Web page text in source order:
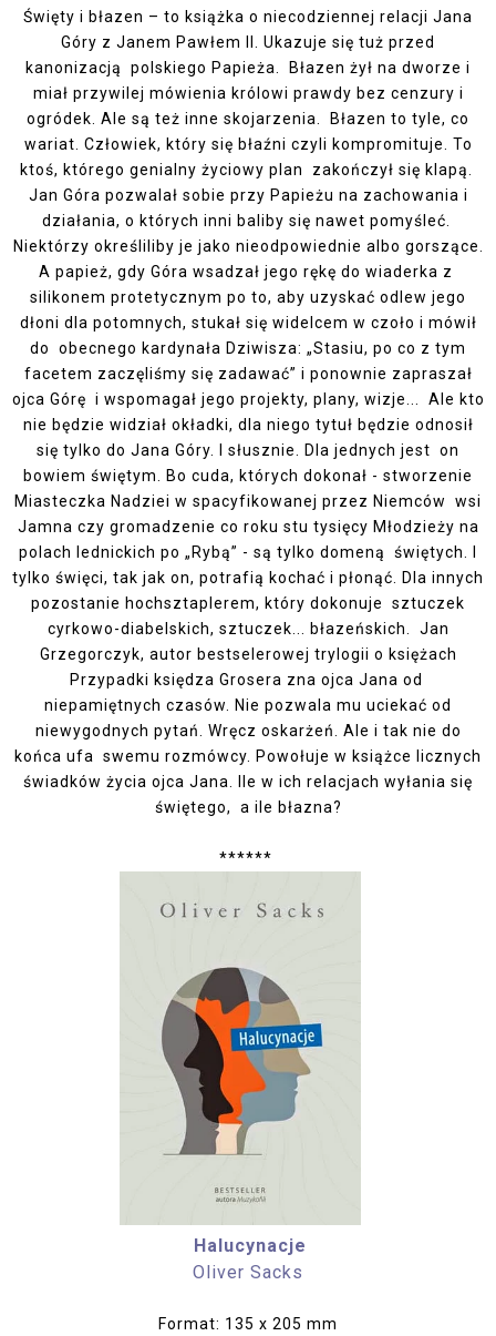
Święty i błazen – to książka o niecodziennej relacji Jana
Góry z Janem Pawłem II. Ukazuje się tuż przed
kanonizacją polskiego Papieża. Błazen żył na dworze i
miał przywilej mówienia królowi prawdy bez cenzury i
ogródek. Ale są też inne skojarzenia. Błazen to tyle, co
wariat. Człowiek, który się błaźni czyli kompromituje. To
ktoś, którego genialny życiowy plan zakończył się klapą.
Jan Góra pozwalał sobie przy Papieżu na zachowania i
działania, o których inni baliby się nawet pomyśleć.
Niektórzy określiliby je jako nieodpowiednie albo gorszące.
A papież, gdy Góra wsadzał jego rękę do wiaderka z
silikonem protetycznym po to, aby uzyskać odlew jego
dłoni dla potomnych, stukał się widelcem w czoło i mówił
do obecnego kardynała Dziwisza: „Stasiu, po co z tym
facetem zaczęliśmy się zadawać” i ponownie zapraszał
ojca Górę i wspomagał jego projekty, plany, wizje... Ale kto
nie będzie widział okładki, dla niego tytuł będzie odnosił
się tylko do Jana Góry. I słusznie. Dla jednych jest on
bowiem świętym. Bo cuda, których dokonał - stworzenie
Miasteczka Nadziei w spacyfikowanej przez Niemców wsi
Jamna czy gromadzenie co roku stu tysięcy Młodzieży na
polach lednickich po „Rybą” - są tylko domeną świętych. I
tylko święci, tak jak on, potrafią kochać i płonąć. Dla innych
pozostanie hochsztaplerem, który dokonuje sztuczek
cyrkowo-diabelskich, sztuczek... błazeńskich. Jan
Grzegorczyk, autor bestselerowej trylogii o księżach
Przypadki księdza Grosera zna ojca Jana od
niepamiętnych czasów. Nie pozwala mu uciekać od
niewygodnych pytań. Wręcz oskarżeń. Ale i tak nie do
końca ufa swemu rozmówcy. Powołuje w książce licznych
świadków życia ojca Jana. Ile w ich relacjach wyłania się
świętego, a ile błazna?
******
Halucynacje
Oliver Sacks
Format: 135 x 205 mm